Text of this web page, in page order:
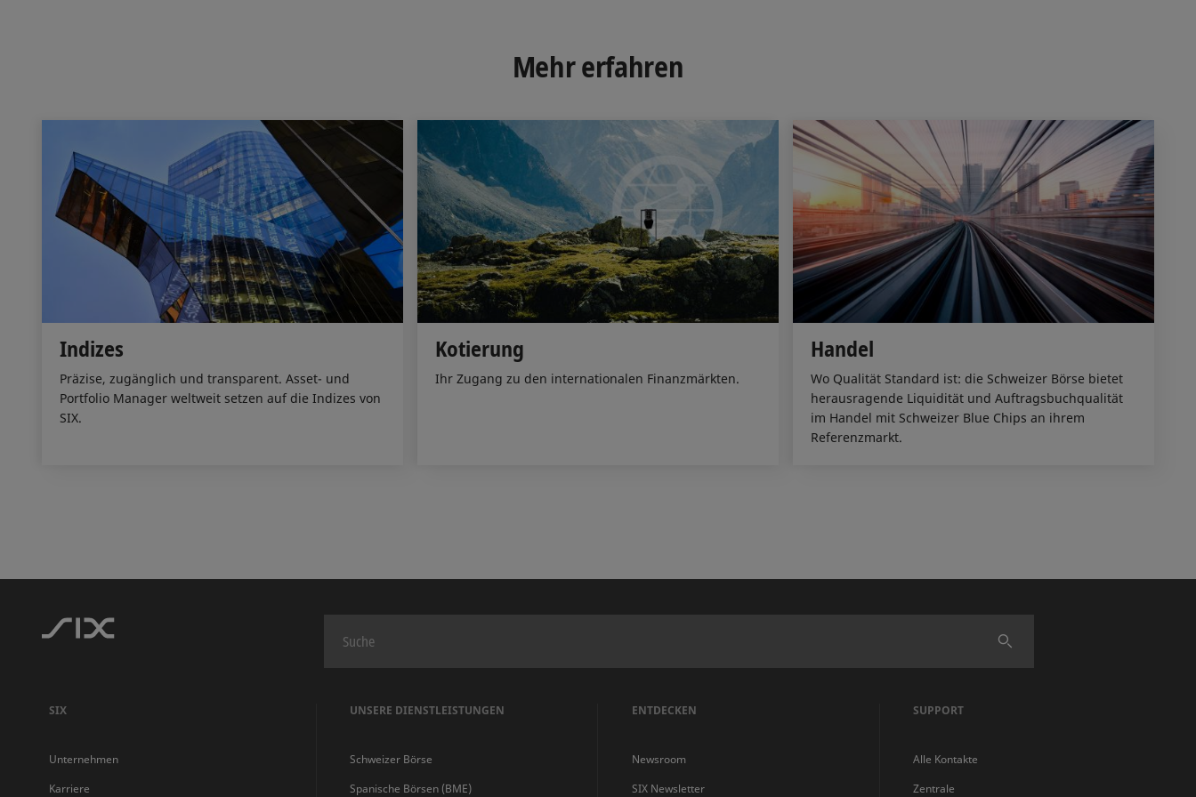
I
n
o
k
Mehr erfahren
Indizes
Präzise, zugänglich und transparent. Asset- und
Portfolio Manager weltweit setzen auf die Indizes von
SIX.
Kotierung
Ihr Zugang zu den internationalen Finanzmärkten.
Handel
Wo Qualität Standard ist: die Schweizer Börse bietet
herausragende Liquidität und Auftragsbuchqualität
im Handel mit Schweizer Blue Chips an ihrem
Referenzmarkt.
Finden
SIX
Unternehmen
Karriere
UNSERE DIENSTLEISTUNGEN
Schweizer Börse
Spanische Börsen (BME)
ENTDECKEN
Newsroom
SIX Newsletter
SUPPORT
Alle Kontakte
Zentrale